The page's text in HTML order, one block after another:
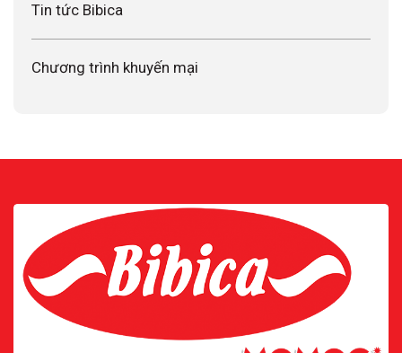
Tin tức Bibica
Chương trình khuyến mại